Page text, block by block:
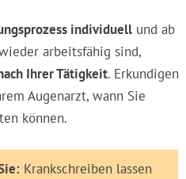
individuell und ab
arbeitsfähig sind,
Ihrer Tätigkeit. Erkundigen
Augenarzt, wann Sie
können.
Krankschreiben lassen